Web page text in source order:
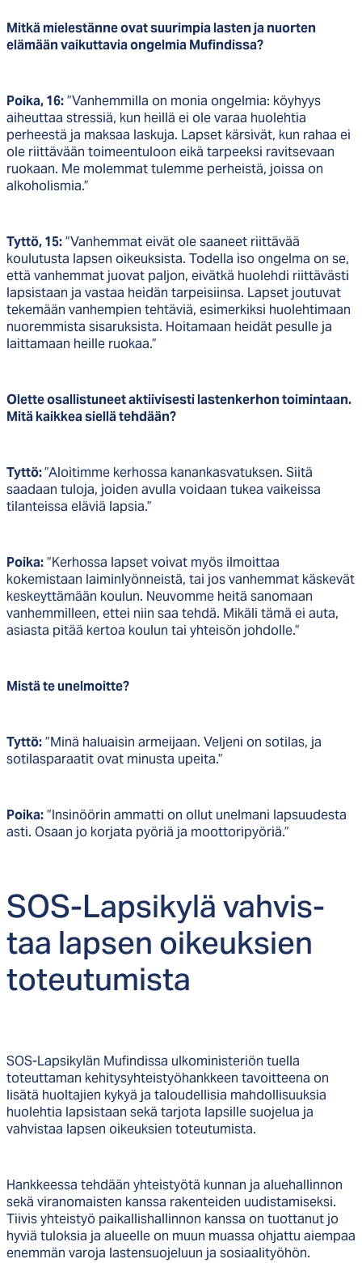
Mitkä mielestänne ovat suurimpia lasten ja nuorten
elämään vaikuttavia ongelmia Mufindissa?
Poika, 16:”Vanhemmilla on monia ongelmia: köyhyys
aiheuttaa stressiä, kun heillä ei ole varaa huolehtia
perheestä ja maksaa laskuja. Lapset kärsivät, kun rahaa ei
ole riittävään toimeentuloon eikä tarpeeksi ravitsevaan
ruokaan. Me molemmat tulemme perheistä, joissa on
alkoholismia.”
Tyttö, 15:”Vanhemmat eivät ole saaneet riittävää
koulutusta lapsen oikeuksista. Todella iso ongelma on se,
että vanhemmat juovat paljon, eivätkä huolehdi riittävästi
lapsistaan ja vastaa heidän tarpeisiinsa. Lapset joutuvat
tekemään vanhempien tehtäviä, esimerkiksi huolehtimaan
nuoremmista sisaruksista. Hoitamaan heidät pesulle ja
laittamaan heille ruokaa.”
Olette osallistuneet aktiivisesti lastenkerhon toimintaan.
Mitä kaikkea siellä tehdään?
Tyttö:”Aloitimme kerhossa kanankasvatuksen. Siitä
saadaan tuloja, joiden avulla voidaan tukea vaikeissa
tilanteissa eläviä lapsia.”
Poika:”Kerhossa lapset voivat myös ilmoittaa
kokemistaan laiminlyönneistä, tai jos vanhemmat käskevät
keskeyttämään koulun. Neuvomme heitä sanomaan
vanhemmilleen, ettei niin saa tehdä. Mikäli tämä ei auta,
asiasta pitää kertoa koulun tai yhteisön johdolle.”
Mistä te unelmoitte?
Tyttö:”Minä haluaisin armeijaan. Veljeni on sotilas, ja
sotilasparaatit ovat minusta upeita.”
Poika:”Insinöörin ammatti on ollut unelmani lapsuudesta
asti. Osaan jo korjata pyöriä ja moottoripyöriä.”
SOS-Lap­si­ky­lä vah­vis­
taa lap­sen oi­keuk­sien
to­teu­tu­mis­ta
SOS-Lapsikylän Mufindissa ulkoministeriön tuella
toteuttaman kehitysyhteistyöhankkeen tavoitteena on
lisätä huoltajien kykyä ja taloudellisia mahdollisuuksia
huolehtia lapsistaan sekä tarjota lapsille suojelua ja
vahvistaa lapsen oikeuksien toteutumista.
Hankkeessa tehdään yhteistyötä kunnan ja aluehallinnon
sekä viranomaisten kanssa rakenteiden uudistamiseksi.
Tiivis yhteistyö paikallishallinnon kanssa on tuottanut jo
hyviä tuloksia ja alueelle on muun muassa ohjattu aiempaa
enemmän varoja lastensuojeluun ja sosiaalityöhön.